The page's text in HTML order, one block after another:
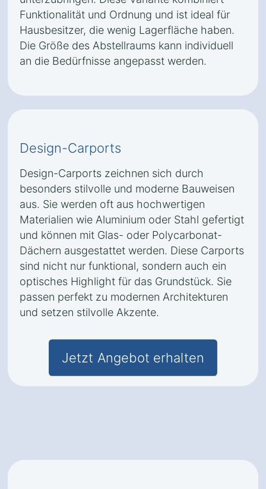
Funktionalität und Ordnung und ist ideal für
Hausbesitzer, die wenig Lagerfläche haben.
Die Größe des Abstellraums kann individuell
an die Bedürfnisse angepasst werden.
Design-Carports
Design-Carports zeichnen sich durch
besonders stilvolle und moderne Bauweisen
aus. Sie werden oft aus hochwertigen
Materialien wie Aluminium oder Stahl gefertigt
und können mit Glas- oder Polycarbonat-
Dächern ausgestattet werden. Diese Carports
sind nicht nur funktional, sondern auch ein
optisches Highlight für das Grundstück. Sie
passen perfekt zu modernen Architekturen
und setzen stilvolle Akzente.
Jetzt Angebot erhalten